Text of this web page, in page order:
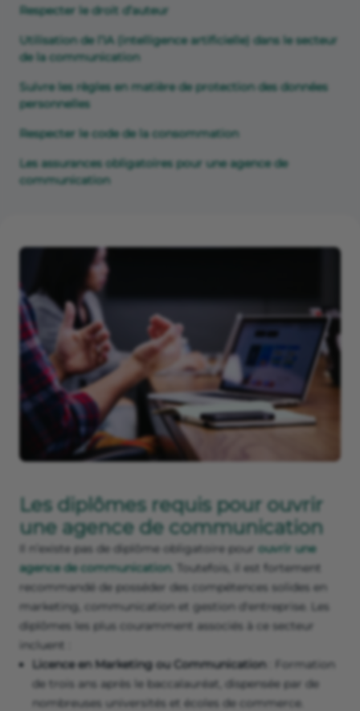
Respecter le droit d’auteur
Utilisation de l’IA (intelligence artificielle) dans le secteur
de la communication
Suivre les règles en matière de protection des données
personnelles
Respecter le code de la consommation
Les assurances obligatoires pour une agence de
communication
Les diplômes requis pour ouvrir
une agence de communication
Il n’existe pas de diplôme obligatoire pour ouvrir une
agence de communication. Toutefois, il est fortement
recommandé de posséder des compétences solides en
marketing, communication et gestion d'entreprise. Les
diplômes les plus couramment associés à ce secteur
incluent :
Licence en Marketing ou Communication : Formation
de trois ans après le baccalauréat, dispensée par de
nombreuses universités et écoles de commerce.